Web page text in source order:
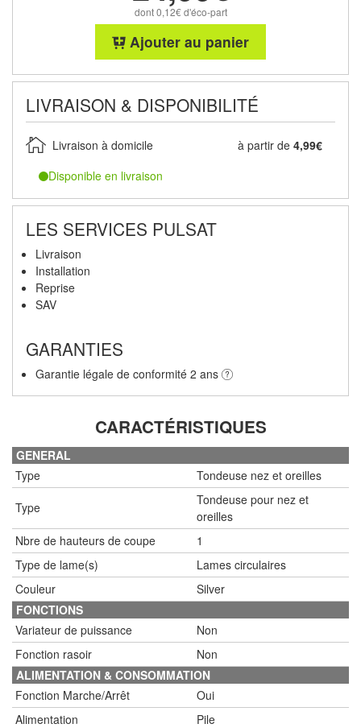
dont 0,12€ d'éco-part
Ajouter au panier
LIVRAISON & DISPONIBILITÉ
Livraison à domicile à partir de 4,99€
Disponible en livraison
LES SERVICES PULSAT
Livraison
Installation
Reprise
SAV
GARANTIES
Garantie légale de conformité 2 ans
CARACTÉRISTIQUES
GENERAL
Type
Tondeuse nez et oreilles
Type
Tondeuse pour nez et
oreilles
Nbre de hauteurs de coupe
1
Type de lame(s)
Lames circulaires
Couleur
Silver
FONCTIONS
Variateur de puissance
Non
Fonction rasoir
Non
ALIMENTATION & CONSOMMATION
Fonction Marche/Arrêt
Oui
Alimentation
Pile